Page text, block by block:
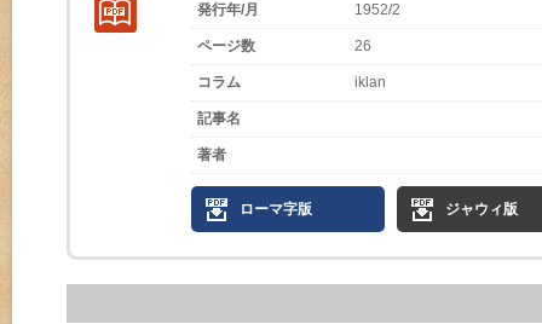
発行年/月 1952/2
ページ数 26
コラム iklan
記事名
著者
ローマ字版 ジャウィ版